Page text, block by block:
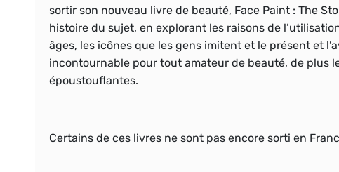
sortir son nouveau livre de beauté, Face Paint : The
histoire du sujet, en explorant les raisons de
âges, les icônes que les gens imitent et le présent et
incontournable pour tout amateur de beauté, de plus
époustouflantes.
Certains de ces livres ne sont pas encore sorti en